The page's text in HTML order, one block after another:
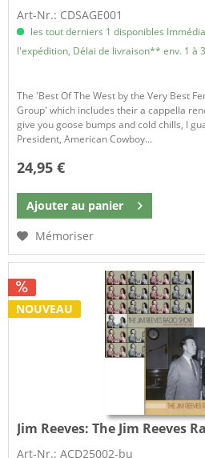
Art-Nr.: CDSAGE001
les tout derniers 1 disponibles
l'expédition, Délai de livraison** env. 1 à
The 'Best Of The West by the Very Best
Group' which includes their a cappella
give you goose bumps and cold chills, I
President, American Cowboy...
24,95 €
Ajouter au panier
Mémoriser
NOUVEAU
Jim Reeves:The Jim Reeves
Art-Nr.: ACD25002-bu